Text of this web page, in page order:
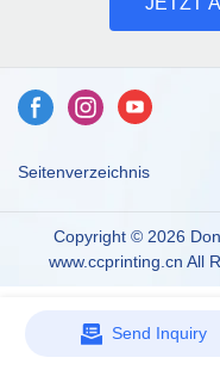
Seitenverzeichnis
Copyright © 2026
www.ccprinting.cn All
Send Inquiry